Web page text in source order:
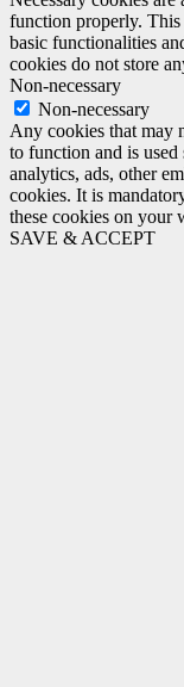
function properly. This
basic functionalities
cookies do not store
Non-necessary
Non-necessary
Any cookies that may
to function and is
analytics, ads, other
cookies. It is
these cookies on your
SAVE & ACCEPT